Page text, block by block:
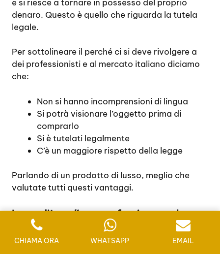
e si riesce a tornare in possesso del proprio
denaro. Questo è quello che riguarda la tutela
legale.
Per sottolineare il perché ci si deve rivolgere a
dei professionisti e al mercato italiano diciamo
che:
Non si hanno incomprensioni di lingua
Si potrà visionare l’oggetto prima di
comprarlo
Si è tutelati legalmente
C’è un maggiore rispetto della legge
Parlando di un prodotto di lusso, meglio che
valutate tutti questi vantaggi.
La venditaonlinecome funziona per la
vendita dei Rolex
CHIAMA ORA WHATSAPP EMAIL